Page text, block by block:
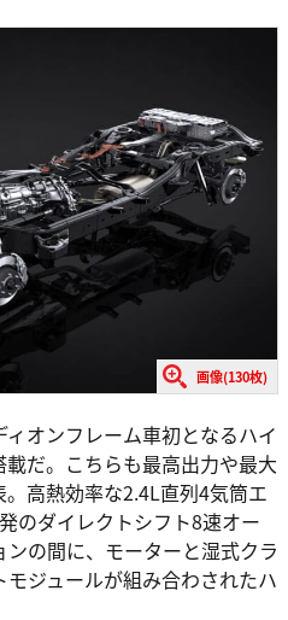
画像(130枚)
オンフレーム車初となるハイ
だ。こちらも最高出力や最大
高熱効率な2.4L直列4気筒エ
のダイレクトシフト8速オー
の間に、モーターと湿式クラ
ジュールが組み合わされたハ